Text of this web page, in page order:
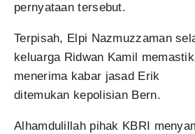
pernyataan tersebut.
Terpisah, Elpi Nazmuzzaman
keluarga Ridwan Kamil
menerima kabar jasad Erik
ditemukan kepolisian Bern.
Alhamdulillah pihak KBRI